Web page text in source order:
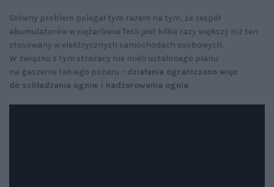
Główny problem polegał tym razem na tym, że zespół
akumulatorów w ciężarówce Tesli jest kilka razy większy niż ten
stosowany w elektrycznych samochodach osobowych.
W związku z tym strażacy nie mieli ustalonego planu
na gaszenie takiego pożaru – działania ograniczono więc
do schładzania ogniw i nadzorowania ognia.